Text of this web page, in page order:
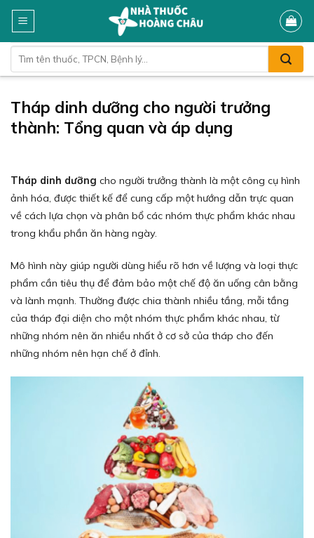
Skip
content
kiếm:
Tháp dinh dưỡng cho người trưởng
thành: Tổng quan và áp dụng
Tháp dinh dưỡng cho người trưởng thành là một công cụ hình
ảnh hóa, được thiết kế để cung cấp một hướng dẫn trực quan
về cách lựa chọn và phân bổ các nhóm thực phẩm khác nhau
trong khẩu phần ăn hàng ngày.
Mô hình này giúp người dùng hiểu rõ hơn về lượng và loại thực
phẩm cần tiêu thụ để đảm bảo một chế độ ăn uống cân bằng
và lành mạnh. Thường được chia thành nhiều tầng, mỗi tầng
của tháp đại diện cho một nhóm thực phẩm khác nhau, từ
những nhóm nên ăn nhiều nhất ở cơ sở của tháp cho đến
những nhóm nên hạn chế ở đỉnh.